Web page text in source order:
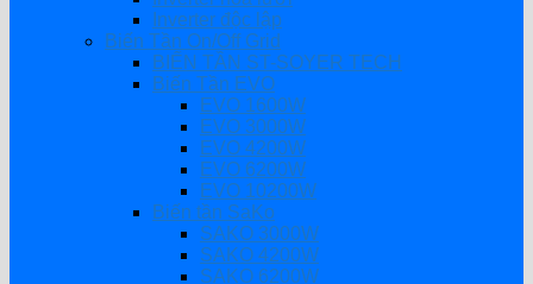
Inverter độc lập
Biến Tần On/Off Grid
BIẾN TẦN ST-SOYER TECH
Biến Tần EVO
EVO 1600W
EVO 3000W
EVO 4200W
EVO 6200W
EVO 10200W
Biến tần SaKo
SAKO 3000W
SAKO 4200W
SAKO 6200W